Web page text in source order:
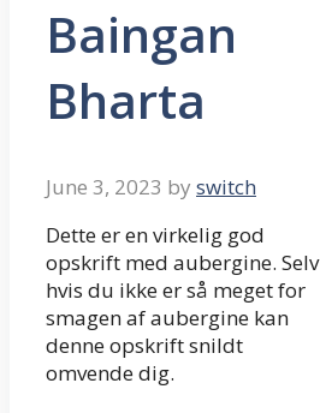
Baingan
Bharta
June 3, 2023 by switch
Dette er en virkelig god
opskrift med aubergine. Selv
hvis du ikke er så meget for
smagen af aubergine kan
denne opskrift snildt
omvende dig.